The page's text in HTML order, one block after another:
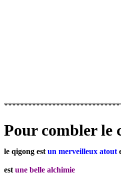
Pour combler le
le qigong est un merveilleux atout
est une belle alchimie